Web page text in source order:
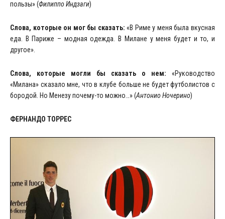
пользы» (Филиппо Индзаги)
Слова, которые он мог бы сказать:«В Риме у меня была вкусная
еда. В Париже – модная одежда. В Милане у меня будет и то, и
другое».
Слова, которые могли бы сказать о нем: «Руководство
«Милана» сказало мне, что в клубе больше не будет футболистов с
бородой. Но Менезу почему-то можно…» (Антонио Ночерино)
ФЕРНАНДО ТОРРЕС